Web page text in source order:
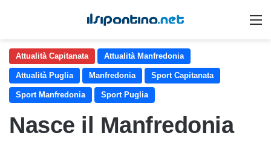
Attualità Capitanata Attualità Manfredonia
Attualità Puglia Manfredonia Sport Capitanata
Sport Manfredonia Sport Puglia
Nasce il Manfredonia